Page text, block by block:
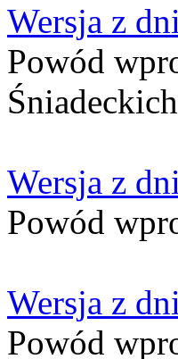
Wersja z
Powód
Wersja z
Powód
Wersja z
Powód